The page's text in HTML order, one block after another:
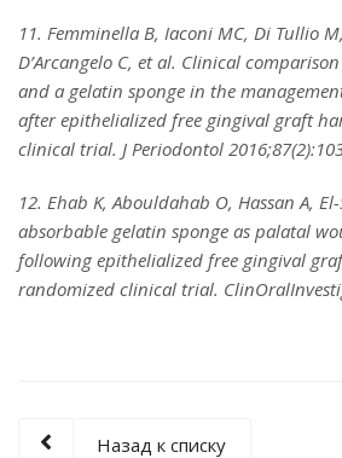
11. Femminella B, Iaconi MC, Di Tullio
D’Arcangelo C, et al. Clinical
and a gelatin sponge in the
after epithelialized free gingival graft
clinical trial. J Periodontol
12. Ehab K, Abouldahab O, Hassan A,
absorbable gelatin sponge as palatal
following epithelialized free gingival
randomized clinical trial.
Назад к списку